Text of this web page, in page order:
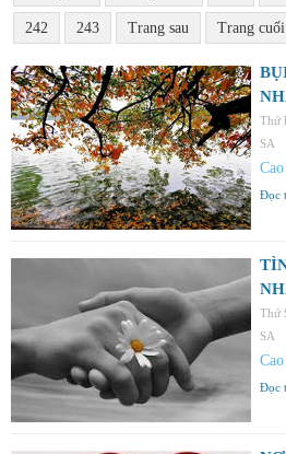
242 243 Trang sau Trang cuối
Thứ
SA
Đọc
Thứ
SA
Đọc